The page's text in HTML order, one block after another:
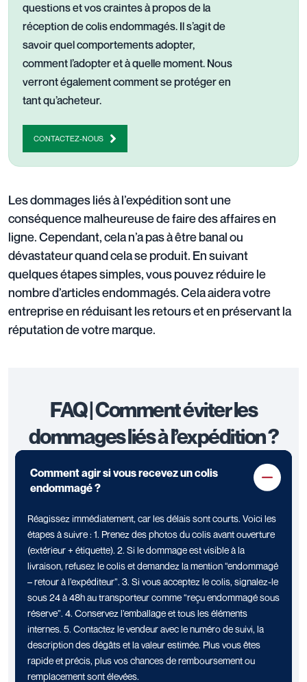
questions et vos craintes à propos de la
réception de colis endommagés. Il s’agit de
savoir quel comportements adopter,
comment l’adopter et à quelle moment. Nous
verront également comment se protéger en
tant qu’acheteur.
CONTACTEZ-NOUS
Les dommages liés à l’expédition sont une
conséquence malheureuse de faire des affaires en
ligne. Cependant, cela n’a pas à être banal ou
dévastateur quand cela se produit. En suivant
quelques étapes simples, vous pouvez réduire le
nombre d’articles endommagés. Cela aidera votre
entreprise en réduisant les retours et en préservant la
réputation de votre marque.
FAQ | Comment éviter les
dommages liés à l’expédition ?
Comment agir si vous recevez un colis
endommagé ?
Réagissez immédiatement, car les délais sont courts. Voici les
étapes à suivre : 1. Prenez des photos du colis avant ouverture
(extérieur + étiquette). 2. Si le dommage est visible à la
livraison, refusez le colis et demandez la mention “endommagé
– retour à l’expéditeur”. 3. Si vous acceptez le colis, signalez-le
sous 24 à 48h au transporteur comme “reçu endommagé sous
réserve”. 4. Conservez l’emballage et tous les éléments
internes. 5. Contactez le vendeur avec le numéro de suivi, la
description des dégâts et la valeur estimée. Plus vous êtes
rapide et précis, plus vos chances de remboursement ou
remplacement sont élevées.